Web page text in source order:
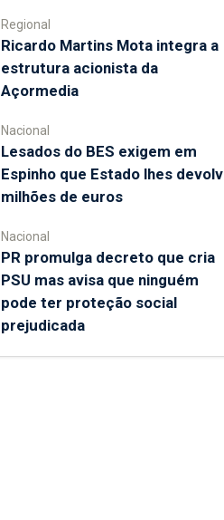
Regional
Ricardo Martins Mota integra a
estrutura acionista da
Açormedia
Nacional
Lesados do BES exigem em
Espinho que Estado lhes
milhões de euros
Nacional
PR promulga decreto que cria
PSU mas avisa que ninguém
pode ter proteção social
prejudicada